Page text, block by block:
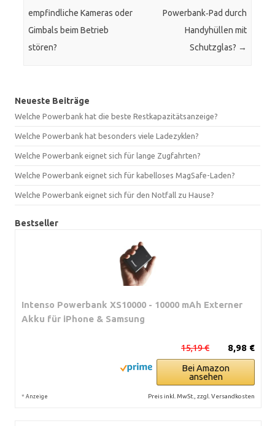
empfindliche Kameras oder
Gimbals beim Betrieb
stören?
Powerbank‑Pad durch
Handyhüllen mit
Schutzglas? →
Neueste Beiträge
Welche Powerbank hat die beste Restkapazitätsanzeige?
Welche Powerbank hat besonders viele Ladezyklen?
Welche Powerbank eignet sich für lange Zugfahrten?
Welche Powerbank eignet sich für kabelloses MagSafe-Laden?
Welche Powerbank eignet sich für den Notfall zu Hause?
Bestseller
Intenso Powerbank XS10000 - 10000 mAh Externer
Akku für iPhone & Samsung
8,98 €
15,19 €
Bei Amazon
ansehen
* Anzeige Preis inkl. MwSt., zzgl. Versandkosten